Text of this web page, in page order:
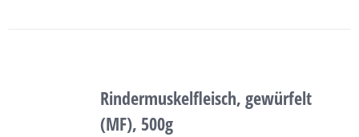
Rindermuskelfleisch, gewürfelt
(MF), 500g